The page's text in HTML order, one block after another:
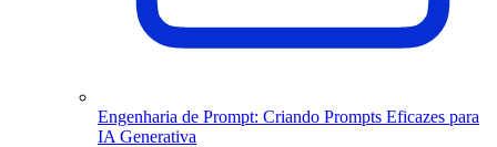
Engenharia de Prompt: Criando Prompts Eficazes para
IA Generativa